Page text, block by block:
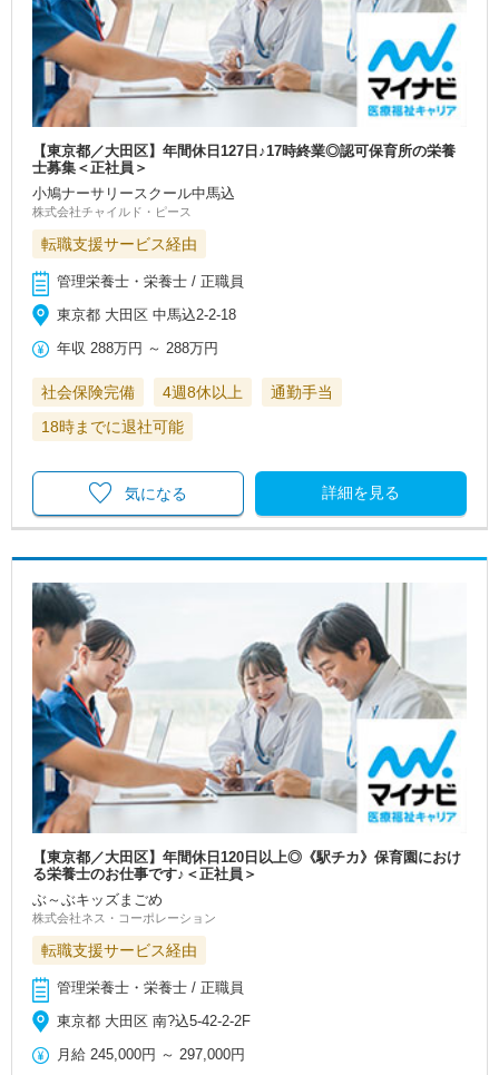
【東京都／大田区】年間休日127日♪17時終業◎認可保育所の栄養
士募集＜正社員＞
小鳩ナーサリースクール中馬込
株式会社チャイルド・ピース
転職支援サービス経由
管理栄養士・栄養士 / 正職員
東京都 大田区 中馬込2-2-18
年収 288万円 ～ 288万円
社会保険完備 4週8休以上
通勤手当
18時までに退社可能
詳細を見る
気になる
【東京都／大田区】年間休日120日以上◎《駅チカ》保育園におけ
る栄養士のお仕事です♪＜正社員＞
ぶ～ぶキッズまごめ
株式会社ネス・コーポレーション
転職支援サービス経由
管理栄養士・栄養士 / 正職員
東京都 大田区 南?込5-42-2-2F
月給 245,000円 ～297,000円